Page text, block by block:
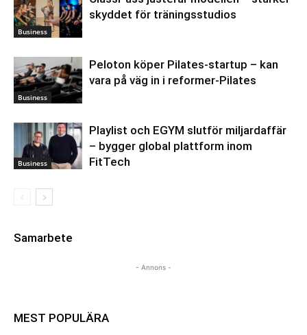
Business
skyddet för träningsstudios
Business
Peloton köper Pilates-startup – kan
vara på väg in i reformer-Pilates
Business
Playlist och EGYM slutför miljardaffär
– bygger global plattform inom
FitTech
Samarbete
- Annons -
MEST POPULÄRA